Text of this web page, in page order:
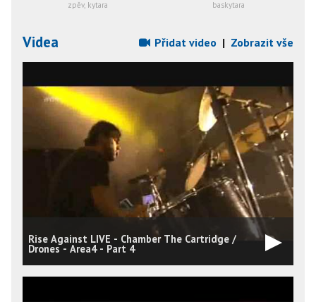
zpěv, kytara baskytara
Videa Přidat video | Zobrazit vše
Rise Against LIVE - Chamber The Cartridge /
Drones - Area4 - Part 4